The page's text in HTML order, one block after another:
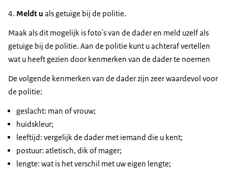
4. Meldt u als getuige bij de politie.
Maak als dit mogelijk is foto's van de dader en meld uzelf als
getuige bij de politie. Aan de politie kunt u achteraf vertellen
wat u heeft gezien door kenmerken van de dader te noemen
De volgende kenmerken van de dader zijn zeer waardevol voor
de politie:
geslacht: man of vrouw;
huidskleur;
leeftijd: vergelijk de dader met iemand die u kent;
postuur: atletisch, dik of mager;
lengte: wat is het verschil met uw eigen lengte;